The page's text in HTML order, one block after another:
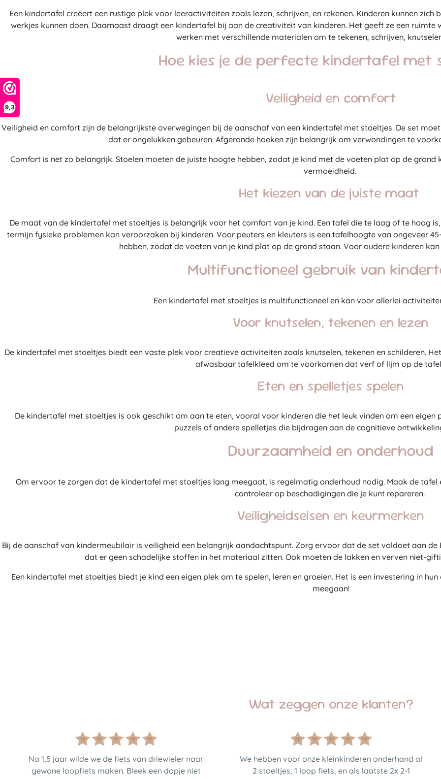
9,3
Een kindertafel creëert een rustige plek voor leeractiviteiten zoals lezen, schrijven, en rekenen. Kinderen kunnen
werkjes kunnen doen. Daarnaast draagt een kindertafel bij aan de creativiteit van kinderen. Het geeft ze een ruimte
werken met verschillende materialen om te tekenen, schrijven,
Hoe kies je de perfecte kindertafel met
Veiligheid en comfort
Veiligheid en comfort zijn de belangrijkste overwegingen bij de aanschaf van een kindertafel met stoeltjes. De set
dat er ongelukken gebeuren. Afgeronde hoeken zijn belangrijk om verwondingen te
Comfort is net zo belangrijk. Stoelen moeten de juiste hoogte hebben, zodat je kind met de voeten plat op de
vermoeidheid.
Het kiezen van de juiste maat
De maat van de kindertafel met stoeltjes is belangrijk voor het comfort van je kind. Een tafel die te laag of te hoog
termijn fysieke problemen kan veroorzaken bij kinderen. Voor peuters en kleuters is een tafelhoogte van ongeveer
hebben, zodat de voeten van je kind plat op de grond staan. Voor oudere kinderen
Multifunctioneel gebruik van
Een kindertafel met stoeltjes is multifunctioneel en kan voor allerlei
Voor knutselen, tekenen en lezen
De kindertafel met stoeltjes biedt een vaste plek voor creatieve activiteiten zoals knutselen, tekenen en schilderen.
afwasbaar tafelkleed om te voorkomen dat verf of lijm op de
Eten en spelletjes spelen
De kindertafel met stoeltjes is ook geschikt om aan te eten, vooral voor kinderen die het leuk vinden om een
puzzels of andere spelletjes die bijdragen aan de cognitieve
Duurzaamheid en onderhoud
Om ervoor te zorgen dat de kindertafel met stoeltjes lang meegaat, is regelmatig onderhoud nodig. Maak de
controleer op beschadigingen die je kunt repareren.
Veiligheidseisen en keurmerken
Bij de aanschaf van kindermeubilair is veiligheid een belangrijk aandachtspunt. Zorg ervoor dat de set voldoet aan de
dat er geen schadelijke stoffen in het materiaal zitten. Ook moeten de lakken en verven niet-
Een kindertafel met stoeltjes biedt je kind een eigen plek om te spelen, leren en groeien. Het is een investering in
meegaan!
Wat zeggen onze klanten?
Na 1,5 jaar wilde we de fiets van driewieler naar
gewone loopfiets maken. Bleek een dopje niet
We hebben voor onze kleinkinderen onderhand al
2 stoeltjes, 1 loop fiets, en als laatste 2x 2-1